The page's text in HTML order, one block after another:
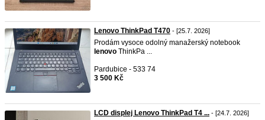
Lenovo ThinkPad T470 - [25.7. 2026]
Prodám vysoce odolný manažerský notebook
lenovo ThinkPa ...
Pardubice - 533 74
3 500 Kč
LCD displej Lenovo ThinkPad T4 ... - [24.7. 2026]